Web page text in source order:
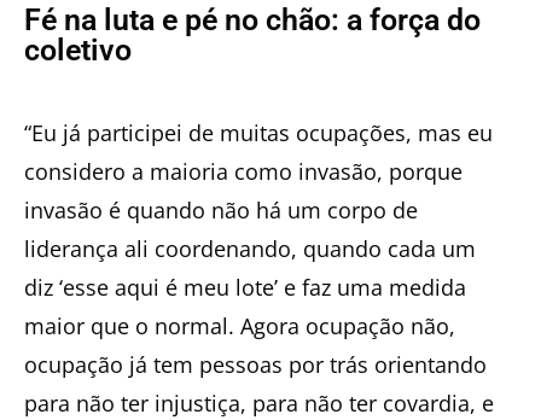
Fé na luta e pé no chão: a força do
coletivo
“Eu já participei de muitas ocupações, mas eu
considero a maioria como invasão, porque
invasão é quando não há um corpo de
liderança ali coordenando, quando cada um
diz ‘esse aqui é meu lote’ e faz uma medida
maior que o normal. Agora ocupação não,
ocupação já tem pessoas por trás orientando
para não ter injustiça, para não ter covardia, e